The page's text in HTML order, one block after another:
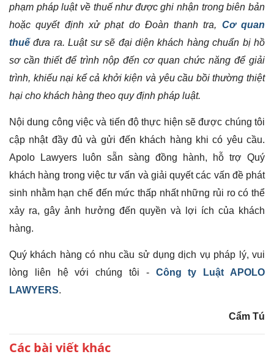
phạm pháp luật về thuế như được ghi nhận trong biên bản
hoặc quyết định xử phạt do Đoàn thanh tra, Cơ quan
thuếđưa ra. Luật sư sẽ đại diện khách hàng chuẩn bị hồ
sơ cần thiết để trình nộp đến cơ quan chức năng để giải
trình, khiếu nại kể cả khởi kiện và yêu cầu bồi thường thiệt
hại cho khách hàng theo quy định pháp luật.
Nội dung công việc và tiến độ thực hiện sẽ được chúng tôi
cập nhật đầy đủ và gửi đến khách hàng khi có yêu cầu.
Apolo Lawyers luôn sẵn sàng đồng hành, hỗ trợ Quý
khách hàng trong việc tư vấn và giải quyết các vấn đề phát
sinh nhằm hạn chế đến mức thấp nhất những rủi ro có thể
xảy ra, gây ảnh hưởng đến quyền và lợi ích của khách
hàng.
Quý khách hàng có nhu cầu sử dụng dịch vụ pháp lý, vui
lòng liên hệ với chúng tôi - Công ty Luật APOLO
LAWYERS.
Cẩm Tú
Các bài viết khác